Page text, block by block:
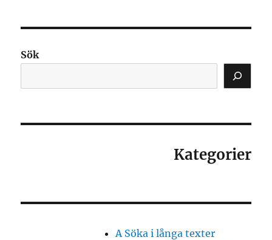
Sök
Kategorier
A Söka i långa texter